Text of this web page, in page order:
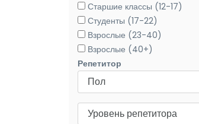
Старшие классы (12-17)
Студенты (17-22)
Взрослые (23-40)
Взрослые (40+)
Репетитор